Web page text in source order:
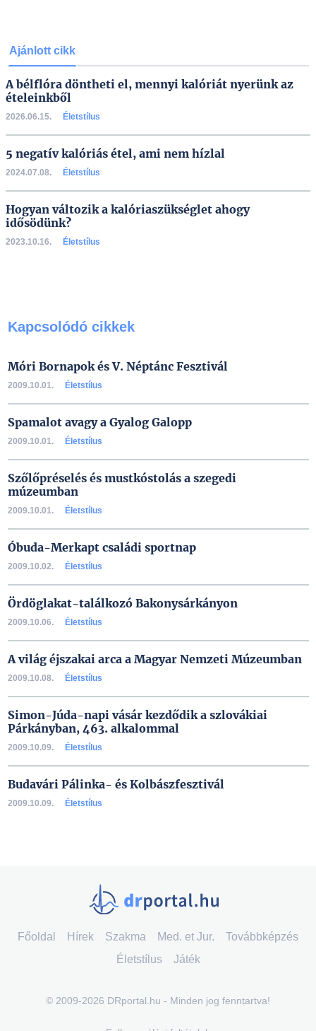
Ajánlott cikk
A bélflóra döntheti el, mennyi kalóriát nyerünk az
ételeinkből
2026.06.15. Életstílus
5 negatív kalóriás étel, ami nem hízlal
2024.07.08. Életstílus
Hogyan változik a kalóriaszükséglet ahogy
idősödünk?
2023.10.16. Életstílus
Kapcsolódó cikkek
Móri Bornapok és V. Néptánc Fesztivál
2009.10.01. Életstílus
Spamalot avagy a Gyalog Galopp
2009.10.01. Életstílus
Szőlőpréselés és mustkóstolás a szegedi
múzeumban
2009.10.01. Életstílus
Óbuda-Merkapt családi sportnap
2009.10.02. Életstílus
Ördöglakat-találkozó Bakonysárkányon
2009.10.06. Életstílus
A világ éjszakai arca a Magyar Nemzeti Múzeumban
2009.10.08. Életstílus
Simon-Júda-napi vásár kezdődik a szlovákiai
Párkányban, 463. alkalommal
2009.10.09. Életstílus
Budavári Pálinka- és Kolbászfesztivál
2009.10.09. Életstílus
Főoldal Hírek Szakma Med. et Jur.
Továbbképzés
Életstílus
Játék
© 2009-2026 DRportal.hu - Minden jog fenntartva!